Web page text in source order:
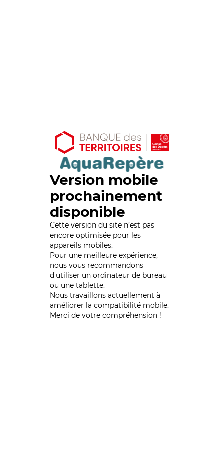
Version mobile
prochainement
disponible
Cette version du site n’est pas
encore optimisée pour les
appareils mobiles.
Pour une meilleure expérience,
nous vous recommandons
d'utiliser un ordinateur de bureau
ou une tablette.
Nous travaillons actuellement à
améliorer la compatibilité mobile.
Merci de votre compréhension !